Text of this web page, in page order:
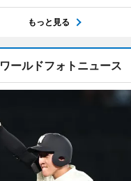
もっと見る
ワールドフォトニュース